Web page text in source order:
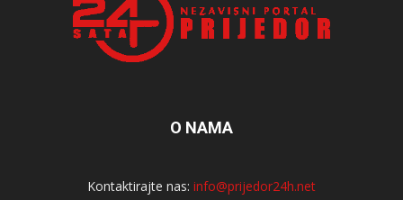
O NAMA
Kontaktirajte nas: info@prijedor24h.net